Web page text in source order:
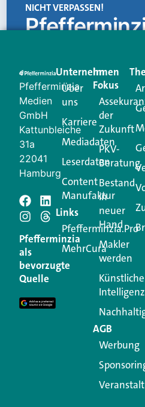
NICHT VERPASSEN!
Creator für Ihre
Ihren Vertriebsalltag
Login.
Jetzt anmelden
Schreiben Sie
Kommentar
Ihre E-Mail-Adresse wird
Erforderliche Felder sind mit
Kommentar
Pfefferminzia
Medien
GmbH
Kattunbleiche
31a
22041
Hamburg
Pfefferminzia
als
bevorzugte
Quelle
Unternehmen
Über
uns
Karriere
Mediadaten
Leserdaten
Content
Manufaktur
Links
Pfefferminzia.Pro
MehrCura
Im
Fokus
der
Zukunft
PKV-
Beratung
Bestand
in
neuer
Hand
Makler
werden
Künstliche
Intelligenz
AGB
Werbung